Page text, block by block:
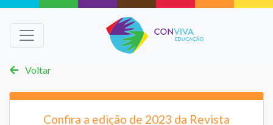
Voltar
Confira a edição de 2023 da Revista